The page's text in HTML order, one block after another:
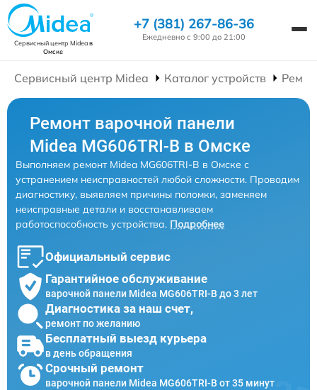
Сервисный центр Mideaв
Омске
+7 (381) 267-86-36
Ежедневно с 9:00 до 21:00
Сервисный центр Midea Каталог устройств
Ремонт варочной панели
Midea MG606TRI-B в Омске
Выполняем ремонт Midea MG606TRI-B в Омске с
устранением неисправностей любой сложности. Проводим
диагностику, выявляем причины поломки, заменяем
неисправные детали и восстанавливаем
работоспособность устройства. Подробнее
Официальный сервис
Гарантийное обслуживание
варочной панели Midea MG606TRI-B до 3 лет
Диагностика за наш счет,
ремонт по желанию
Бесплатный выезд курьера
в день обращения
Срочный ремонт
варочной панели Midea MG606TRI-B от 35 минут